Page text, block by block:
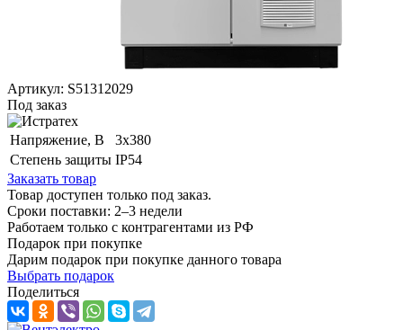
Артикул: S51312029
Под заказ
Напряжение, B
3х380
Степень защиты IP54
Заказать товар
Товар доступен только под заказ.
Сроки поставки: 2–3 недели
Работаем только с контрагентами из РФ
Подарок при покупке
Дарим подарок при покупке данного товара
Выбрать подарок
Поделиться